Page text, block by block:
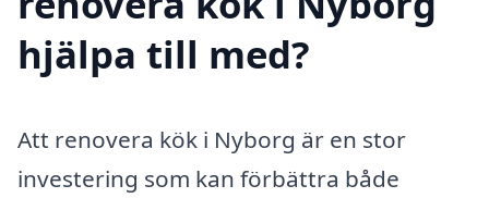
hjälpa till med?
Att renovera kök i Nyborg är en stor
investering som kan förbättra både